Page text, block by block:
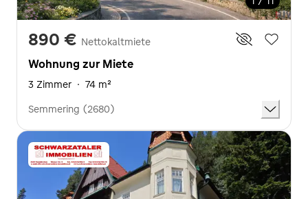
890 € Nettokaltmiete
Wohnung zur Miete
3 Zimmer · 74 m²
Semmering (2680)